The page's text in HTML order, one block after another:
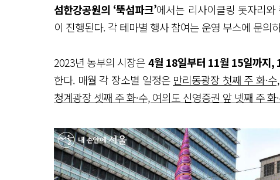
섬한강공원의 ‘뚝섬파크’에서는 리사이클링 돗자리
이 진행된다. 각 테마별 행사 참여는 운영 부스에 문의
2023년 농부의 시장은4월 18일부터 11월 15일까지,
한다. 매월 각 장소별 일정은 만리동광장 첫째 주 화·
청계광장 셋째 주 화·수, 여의도 신영증권 앞 넷째 주